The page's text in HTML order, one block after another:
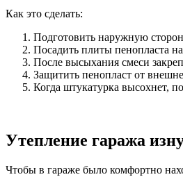
Как это сделать:
Подготовить наружную
Посадить плиты пенопласта
После высыхания смеси
Защитить пенопласт от
Когда штукатурка высохнет,
Утепление гаража
Чтобы в гараже было комфортно